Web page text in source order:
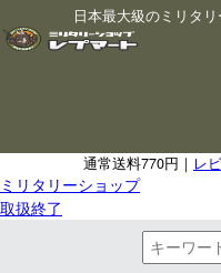
日本最大級のミリタ
通常送料770円｜ レ
ミリタリーショップ
取扱終了